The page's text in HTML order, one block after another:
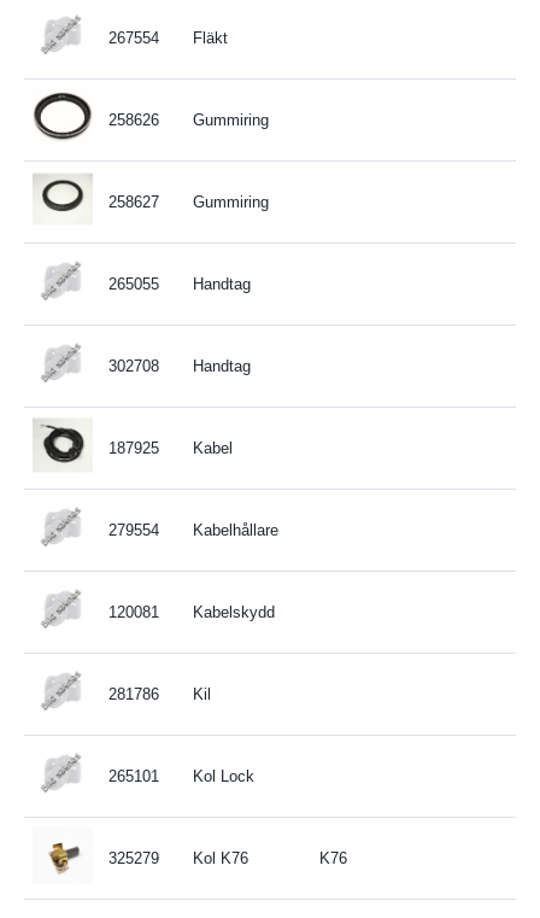
267554 Fläkt
258626 Gummiring
258627 Gummiring
265055 Handtag
302708 Handtag
187925 Kabel
279554 Kabelhållare
120081 Kabelskydd
281786 Kil
265101 Kol Lock
325279 Kol K76 K76